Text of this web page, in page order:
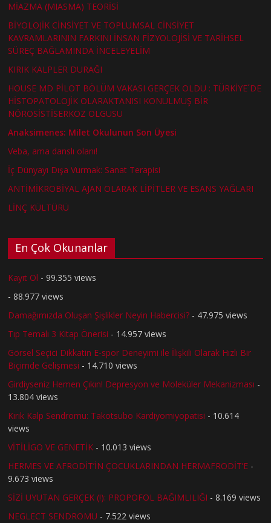
MİAZMA (MIASMA) TEORİSİ
BİYOLOJİK CİNSİYET VE TOPLUMSAL CİNSİYET
KAVRAMLARININ FARKINI İNSAN FİZYOLOJİSİ VE TARİHSEL
SÜREÇ BAĞLAMINDA İNCELEYELİM
KIRIK KALPLER DURAĞI
HOUSE MD PİLOT BÖLÜM VAKASI GERÇEK OLDU : TÜRKİYE´DE
HİSTOPATOLOJİK OLARAKTANISI KONULMUŞ BİR
NÖROSİSTİSERKOZ OLGUSU
Anaksimenes: Milet Okulunun Son Üyesi
Veba, ama danslı olanı!
İç Dünyayı Dışa Vurmak: Sanat Terapisi
ANTİMİKROBİYAL AJAN OLARAK LİPİTLER VE ESANS YAĞLARI
LİNÇ KÜLTÜRÜ
En Çok Okunanlar
Kayıt Ol - 99.355 views
- 88.977 views
Damağımızda Oluşan Şişlikler Neyin Habercisi? - 47.975 views
Tıp Temalı 3 Kitap Önerisi - 14.957 views
Görsel Seçici Dikkatin E-spor Deneyimi ile İlişkili Olarak Hızlı Bir
Biçimde Gelişmesi - 14.710 views
Girdiyseniz Hemen Çıkın! Depresyon ve Moleküler Mekanizması -
13.804 views
Kırık Kalp Sendromu: Takotsubo Kardiyomiyopatisi - 10.614
views
VİTİLİGO VE GENETİK - 10.013 views
HERMES VE AFRODİT’İN ÇOCUKLARINDAN HERMAFRODİT’E -
9.673 views
SİZİ UYUTAN GERÇEK (!): PROPOFOL BAĞIMLILIĞI - 8.169 views
NEGLECT SENDROMU - 7.522 views